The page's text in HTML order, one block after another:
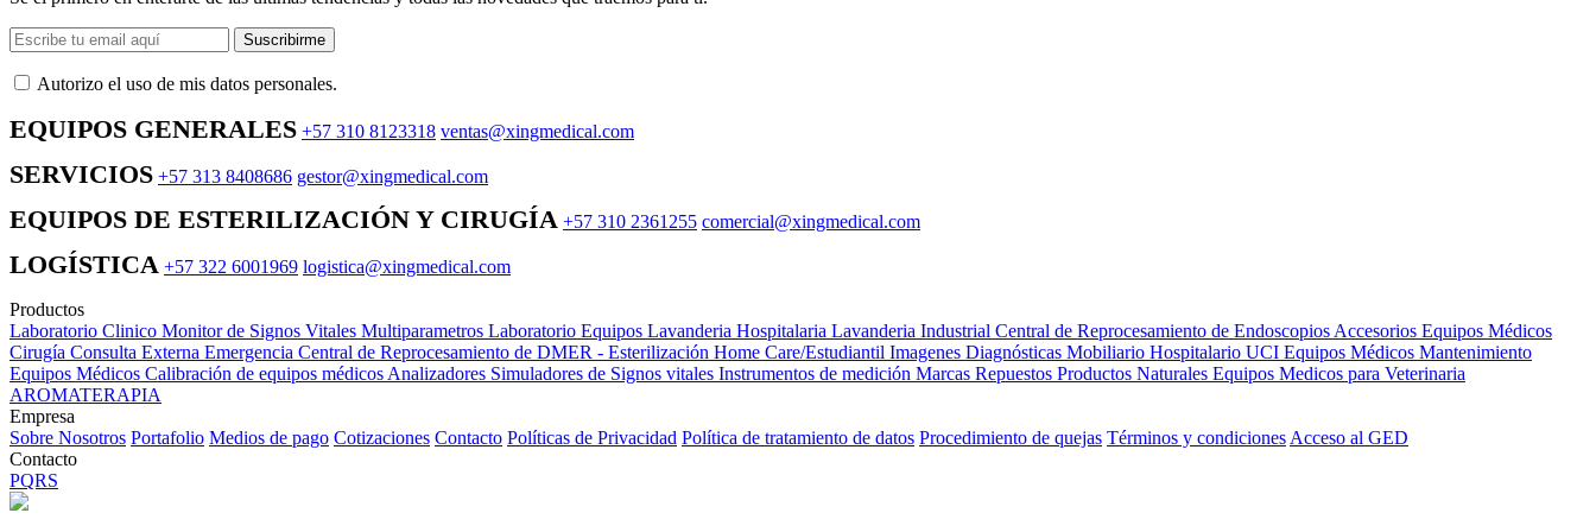
Suscribirme
Autorizo ​​el uso de mis datos personales.
EQUIPOS GENERALES +57 310 8123318 ventas@xingmedical.com
SERVICIOS +57 313 8408686 gestor@xingmedical.com
EQUIPOS DE ESTERILIZACIÓN Y CIRUGÍA +57 310 2361255 comercial@xingmedical.com
LOGÍSTICA +57 322 6001969 logistica@xingmedical.com
Productos
Laboratorio Clinico Monitor de Signos Vitales Multiparametros Laboratorio Equipos Lavanderia Hospitalaria Lavanderia Industrial Central de Reprocesamiento de Endoscopios Accesorios Equipos Médicos
Cirugía Consulta Externa Emergencia Central de Reprocesamiento de DMER - Esterilización Home Care/Estudiantil Imagenes Diagnósticas Mobiliario Hospitalario UCI Equipos Médicos Mantenimiento
Equipos Médicos Calibración de equipos médicos Analizadores Simuladores de Signos vitales Instrumentos de medición Marcas Repuestos Productos Naturales Equipos Medicos para Veterinaria
AROMATERAPIA
Empresa
Sobre Nosotros Portafolio Medios de pago Cotizaciones Contacto Políticas de Privacidad Política de tratamiento de datos Procedimiento de quejas Términos y condiciones Acceso al GED
Contacto
PQRS